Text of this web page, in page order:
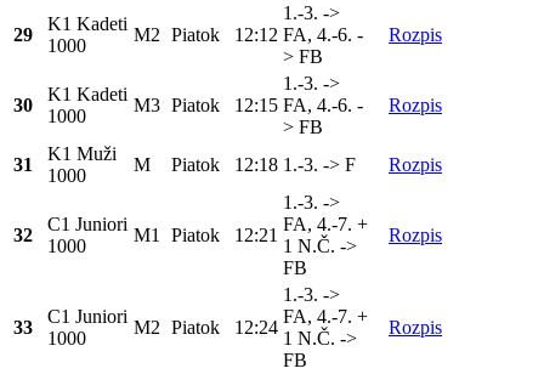
29
K1 Kadeti
1000
M2 Piatok 12:12
1.-3. ->
FA, 4.-6. -
> FB
Rozpis
30
K1 Kadeti
1000
M3 Piatok 12:15
1.-3. ->
FA, 4.-6. -
> FB
Rozpis
31
K1 Muži
1000
M Piatok 12:18 1.-3. -> F Rozpis
32
C1 Juniori
1000
M1 Piatok 12:21
1.-3. ->
FA, 4.-7. +
1 N.Č. ->
FB
Rozpis
33
C1 Juniori
1000
M2 Piatok 12:24
1.-3. ->
FA, 4.-7. +
1 N.Č. ->
FB
Rozpis